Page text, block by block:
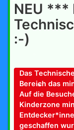
NEU ***
:-)
Das
Bereich das
Auf die
Kinderzone
geschaffen